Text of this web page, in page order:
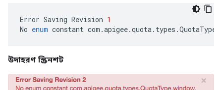
Error Saving Revision 1
No enum constant com .apigee.quota. types .QuotaType
উদাহরণ স্ক্রিনশট